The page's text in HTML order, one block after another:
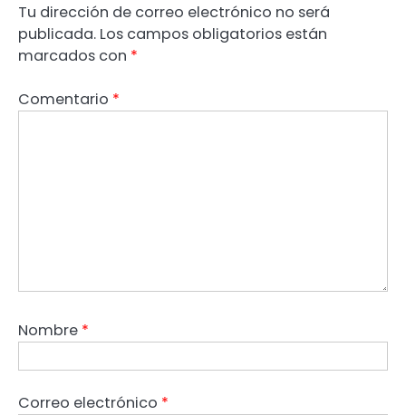
Tu dirección de correo electrónico no será
publicada. Los campos obligatorios están
marcados con *
Comentario *
Nombre *
Correo electrónico *